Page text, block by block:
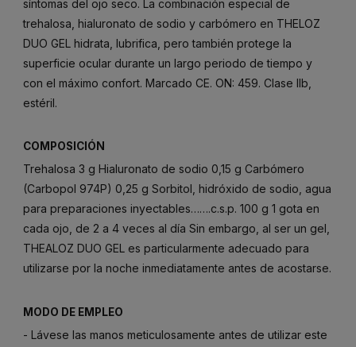
síntomas del ojo seco. La combinación especial de
trehalosa, hialuronato de sodio y carbómero en THELOZ
DUO GEL hidrata, lubrifica, pero también protege la
superficie ocular durante un largo periodo de tiempo y
con el máximo confort. Marcado CE. ON: 459. Clase IIb,
estéril.
COMPOSICIÓN
Trehalosa 3 g Hialuronato de sodio 0,15 g Carbómero
(Carbopol 974P) 0,25 g Sorbitol, hidróxido de sodio, agua
para preparaciones inyectables…….c.s.p. 100 g 1 gota en
cada ojo, de 2 a 4 veces al día Sin embargo, al ser un gel,
THEALOZ DUO GEL es particularmente adecuado para
utilizarse por la noche inmediatamente antes de acostarse.
MODO DE EMPLEO
- Lávese las manos meticulosamente antes de utilizar este